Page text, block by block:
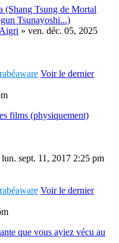
(Shang Tsung de Mortal
Tsunayoshi...)
» ven. déc. 05, 2025
Voir le dernier
films (physiquement)
lun. sept. 11, 2017 2:25 pm
Voir le dernier
que vous ayiez vécu au